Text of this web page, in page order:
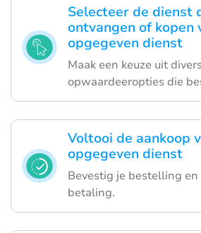
Selecteer de dienst
ontvangen of kopen
opgegeven dienst
Maak een keuze uit
opwaardeeropties die
Voltooi de aankoop
opgegeven dienst
Bevestig je bestelling
betaling.